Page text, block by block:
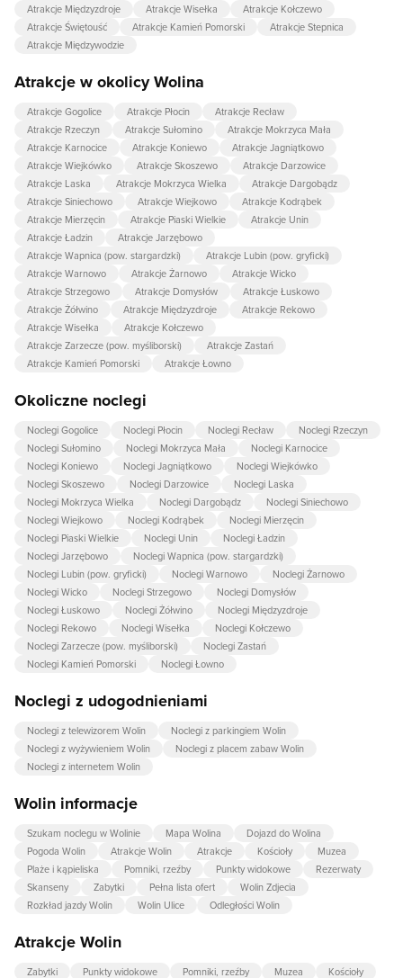
Atrakcje Międzyzdroje
Atrakcje Wisełka
Atrakcje Kołczewo
Atrakcje Świętouść
Atrakcje Kamień Pomorski
Atrakcje Stepnica
Atrakcje Międzywodzie
Atrakcje w okolicy Wolina
Atrakcje Gogolice Atrakcje Płocin
Atrakcje Recław
Atrakcje Rzeczyn
Atrakcje Sułomino
Atrakcje Mokrzyca Mała
Atrakcje Karnocice
Atrakcje Koniewo
Atrakcje Jagniątkowo
Atrakcje Wiejkówko
Atrakcje Skoszewo
Atrakcje Darzowice
Atrakcje Laska
Atrakcje Mokrzyca Wielka
Atrakcje Dargobądz
Atrakcje Siniechowo
Atrakcje Wiejkowo
Atrakcje Kodrąbek
Atrakcje Mierzęcin
Atrakcje Piaski Wielkie
Atrakcje Unin
Atrakcje Ładzin
Atrakcje Jarzębowo
Atrakcje Wapnica (pow. stargardzki)
Atrakcje Lubin (pow. gryficki)
Atrakcje Warnowo
Atrakcje Żarnowo
Atrakcje Wicko
Atrakcje Strzegowo
Atrakcje Domysłów
Atrakcje Łuskowo
Atrakcje Żółwino
Atrakcje Międzyzdroje
Atrakcje Rekowo
Atrakcje Wisełka
Atrakcje Kołczewo
Atrakcje Zarzecze (pow. myśliborski)
Atrakcje Zastań
Atrakcje Kamień Pomorski
Atrakcje Łowno
Okoliczne noclegi
Noclegi Gogolice Noclegi Płocin Noclegi Recław
Noclegi Rzeczyn
Noclegi Sułomino
Noclegi Mokrzyca Mała
Noclegi Karnocice
Noclegi Koniewo
Noclegi Jagniątkowo
Noclegi Wiejkówko
Noclegi Skoszewo
Noclegi Darzowice
Noclegi Laska
Noclegi Mokrzyca Wielka
Noclegi Dargobądz
Noclegi Siniechowo
Noclegi Wiejkowo
Noclegi Kodrąbek
Noclegi Mierzęcin
Noclegi Piaski Wielkie
Noclegi Unin
Noclegi Ładzin
Noclegi Jarzębowo
Noclegi Wapnica (pow. stargardzki)
Noclegi Lubin (pow. gryficki)
Noclegi Warnowo
Noclegi Żarnowo
Noclegi Wicko
Noclegi Strzegowo
Noclegi Domysłów
Noclegi Łuskowo
Noclegi Żółwino
Noclegi Międzyzdroje
Noclegi Rekowo
Noclegi Wisełka
Noclegi Kołczewo
Noclegi Zarzecze (pow. myśliborski)
Noclegi Zastań
Noclegi Kamień Pomorski
Noclegi Łowno
Noclegi z udogodnieniami
Noclegi z telewizorem Wolin
Noclegi z parkingiem Wolin
Noclegi z wyżywieniem Wolin
Noclegi z placem zabaw Wolin
Noclegi z internetem Wolin
Wolin informacje
Szukam noclegu w Wolinie Mapa Wolina
Dojazd do Wolina
Pogoda Wolin
Atrakcje Wolin Atrakcje Kościoły
Muzea
Plaże i kąpieliska
Pomniki, rzeźby Punkty widokowe
Rezerwaty
Skanseny
Zabytki Pełna lista ofert
Wolin Zdjecia
Rozkład jazdy Wolin
Wolin Ulice Odległości Wolin
Atrakcje Wolin
Zabytki Punkty widokowe Pomniki, rzeźby Muzea Kościoły